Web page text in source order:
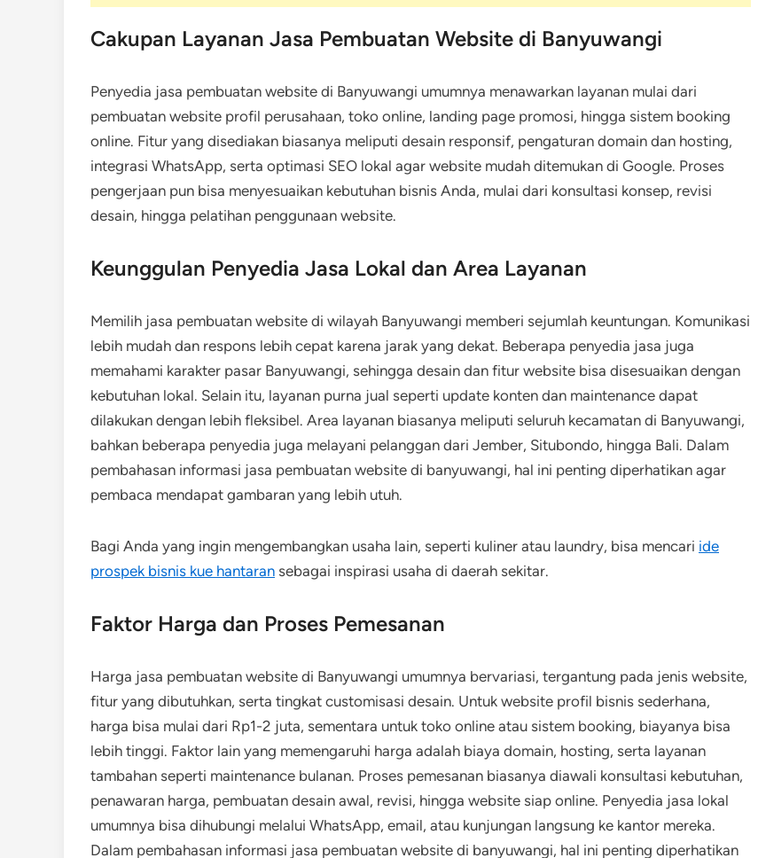
Cakupan Layanan Jasa Pembuatan Website di Banyuwangi
Penyedia jasa pembuatan website di Banyuwangi umumnya menawarkan layanan mulai dari
pembuatan website profil perusahaan, toko online, landing page promosi, hingga sistem booking
online. Fitur yang disediakan biasanya meliputi desain responsif, pengaturan domain dan hosting,
integrasi WhatsApp, serta optimasi SEO lokal agar website mudah ditemukan di Google. Proses
pengerjaan pun bisa menyesuaikan kebutuhan bisnis Anda, mulai dari konsultasi konsep, revisi
desain, hingga pelatihan penggunaan website.
Keunggulan Penyedia Jasa Lokal dan Area Layanan
Memilih jasa pembuatan website di wilayah Banyuwangi memberi sejumlah keuntungan. Komunikasi
lebih mudah dan respons lebih cepat karena jarak yang dekat. Beberapa penyedia jasa juga
memahami karakter pasar Banyuwangi, sehingga desain dan fitur website bisa disesuaikan dengan
kebutuhan lokal. Selain itu, layanan purna jual seperti update konten dan maintenance dapat
dilakukan dengan lebih fleksibel. Area layanan biasanya meliputi seluruh kecamatan di Banyuwangi,
bahkan beberapa penyedia juga melayani pelanggan dari Jember, Situbondo, hingga Bali. Dalam
pembahasan informasi jasa pembuatan website di banyuwangi, hal ini penting diperhatikan agar
pembaca mendapat gambaran yang lebih utuh.
Bagi Anda yang ingin mengembangkan usaha lain, seperti kuliner atau laundry, bisa mencari ide
prospek bisnis kue hantaran sebagai inspirasi usaha di daerah sekitar.
Faktor Harga dan Proses Pemesanan
Harga jasa pembuatan website di Banyuwangi umumnya bervariasi, tergantung pada jenis website,
fitur yang dibutuhkan, serta tingkat customisasi desain. Untuk website profil bisnis sederhana,
harga bisa mulai dari Rp1-2 juta, sementara untuk toko online atau sistem booking, biayanya bisa
lebih tinggi. Faktor lain yang memengaruhi harga adalah biaya domain, hosting, serta layanan
tambahan seperti maintenance bulanan. Proses pemesanan biasanya diawali konsultasi kebutuhan,
penawaran harga, pembuatan desain awal, revisi, hingga website siap online. Penyedia jasa lokal
umumnya bisa dihubungi melalui WhatsApp, email, atau kunjungan langsung ke kantor mereka.
Dalam pembahasan informasi jasa pembuatan website di banyuwangi, hal ini penting diperhatikan